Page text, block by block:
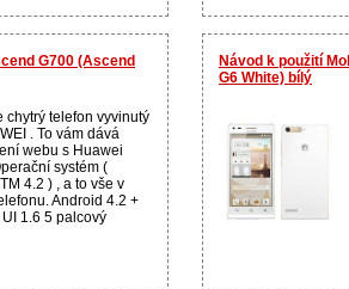
G700 (Ascend
chytrý telefon vyvinutý
. To vám dává
webu s Huawei
systém (
4.2 ) , a to vše v
Android 4.2 +
1.6 5 palcový
Návod k použití
G6 White) bílý